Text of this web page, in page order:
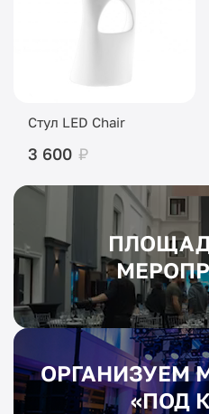
Стул LED Chair
3 600 ₽
ОРГАНИЗУЕМ
«ПОД